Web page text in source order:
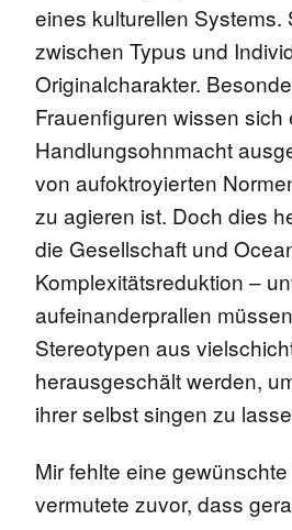
eines kulturellen Systems.
zwischen Typus und
Originalcharakter.
Frauenfiguren wissen sich
Handlungsohnmacht
von aufoktroyierten
zu agieren ist. Doch dies
die Gesellschaft und
Komplexitätsreduktion –
aufeinanderprallen
Stereotypen aus
herausgeschält werden,
ihrer selbst singen zu
Mirfehlte eine
vermutete zuvor, dass